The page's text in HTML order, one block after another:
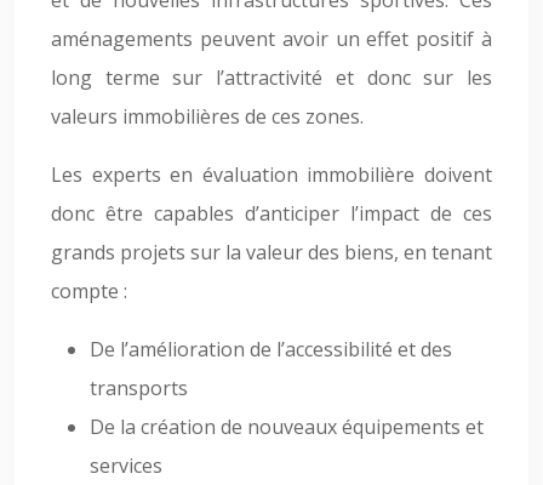
aménagements peuvent avoir un effet positif à
long terme sur l’attractivité et donc sur les
valeurs immobilières de ces zones.
Les experts en évaluation immobilière doivent
donc être capables d’anticiper l’impact de ces
grands projets sur la valeur des biens, en tenant
compte :
De l’amélioration de l’accessibilité et des
transports
De la création de nouveaux équipements et
services